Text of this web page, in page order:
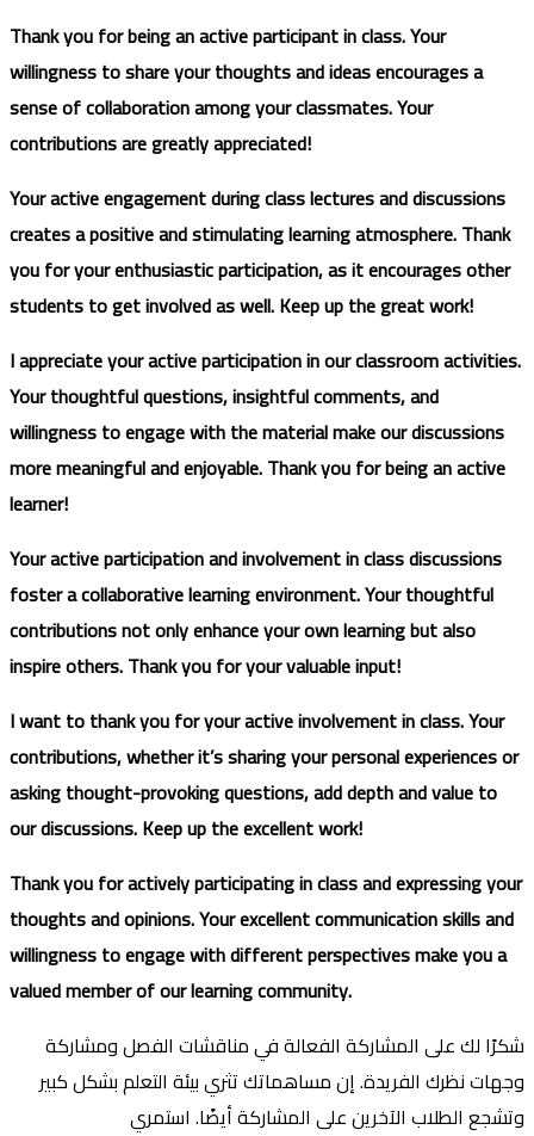
Thank you for being an active participant in class. Your
willingness to share your thoughts and ideas encourages a
sense of collaboration among your classmates. Your
contributions are greatly appreciated!
Your active engagement during class lectures and discussions
creates a positive and stimulating learning atmosphere. Thank
you for your enthusiastic participation, as it encourages other
students to get involved as well. Keep up the great work!
I appreciate your active participation in our classroom activities.
Your thoughtful questions, insightful comments, and
willingness to engage with the material make our discussions
more meaningful and enjoyable. Thank you for being an active
learner!
Your active participation and involvement in class discussions
foster a collaborative learning environment. Your thoughtful
contributions not only enhance your own learning but also
inspire others. Thank you for your valuable input!
I want to thank you for your active involvement in class. Your
contributions, whether it’s sharing your personal experiences or
asking thought-provoking questions, add depth and value to
our discussions. Keep up the excellent work!
Thank you for actively participating in class and expressing your
thoughts and opinions. Your excellent communication skills and
willingness to engage with different perspectives make you a
valued member of our learning community.
شكرًا لك على المشاركة الفعالة في مناقشات الفصل ومشاركة
وجهات نظرك الفريدة. إن مساهماتك تثري بيئة التعلم بشكل كبير
وتشجع الطلاب الآخرين على المشاركة أيضًا. استمري